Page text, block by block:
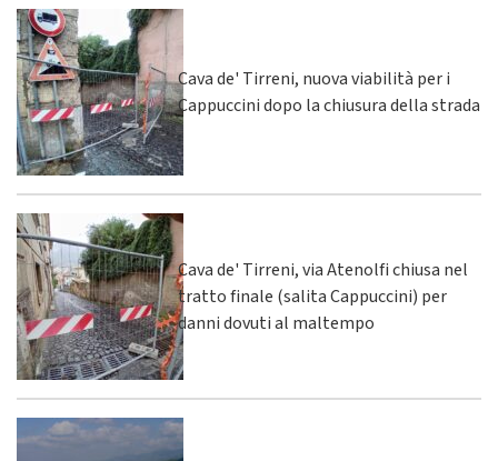
Cava de' Tirreni, nuova viabilità per i
Cappuccini dopo la chiusura della strada
Cava de' Tirreni, via Atenolfi chiusa nel
tratto finale (salita Cappuccini) per
danni dovuti al maltempo